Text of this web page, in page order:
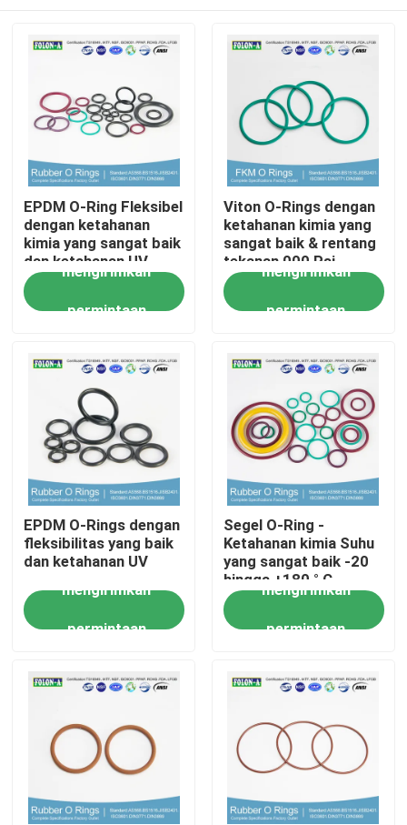
Rumah
Tentang kita
Wisata pabrik
Kontrol kualitas
Semua Kasus
EPDM O-Ring Fleksibel
dengan ketahanan
kimia yang sangat baik
dan ketahanan UV
yang baikmengirimkan
permintaan
Viton O-Rings dengan
ketahanan kimia yang
sangat baik & rentang
tekanan 000 Psi
mengirimkan
permintaan
EPDM O-Rings dengan
fleksibilitas yang baik
dan ketahanan UV
mengirimkan
permintaan
Segel O-Ring -
Ketahanan kimia Suhu
yang sangat baik -20
hingga +180 ° C
Perpanjangan tinggi
mengirimkan
permintaan